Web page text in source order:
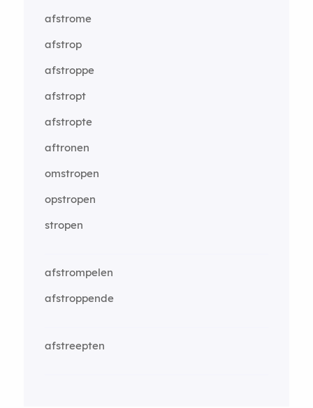
afstrome
afstrop
afstroppe
afstropt
afstropte
aftronen
omstropen
opstropen
stropen
afstrompelen
afstroppende
afstreepten